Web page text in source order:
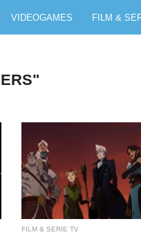
VIDEOGAMES FILM &
FILM & SERIE TV